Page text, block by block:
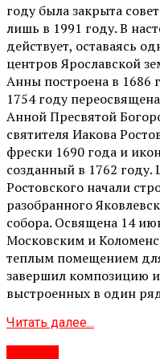
году была закрыта
лишь в 1991 году. В
действует, оставаясь
центров Ярославской
Анны построена в 1686
1754 году
Анной Пресвятой
святителя Иакова
фрески 1690 года и
созданный в 1762 году.
Ростовского начали
разобранного
собора. Освящена 14
Московским и
теплым помещением
завершил композицию
выстроенных в один
Читать далее...